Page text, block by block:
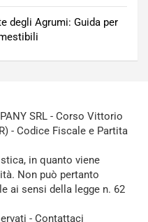
degli Agrumi: Guida per
SRL - Corso Vittorio
- Codice Fiscale e Partita
in quanto viene
Non può pertanto
ai sensi della legge n. 62
- Contattaci